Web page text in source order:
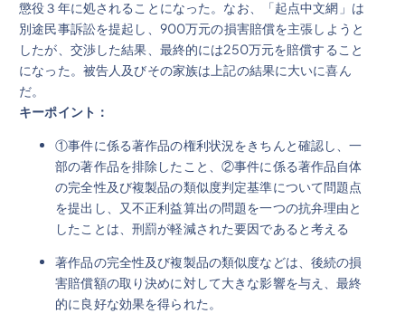
懲役３年に処されることになった。なお、「起点中文網」は
別途民事訴訟を提起し、900万元の損害賠償を主張しようと
したが、交渉した結果、最終的には250万元を賠償すること
になった。被告人及びその家族は上記の結果に大いに喜ん
だ。
キーポイント：
①事件に係る著作品の権利状況をきちんと確認し、一
部の著作品を排除したこと、②事件に係る著作品自体
の完全性及び複製品の類似度判定基準について問題点
を提出し、又不正利益算出の問題を一つの抗弁理由と
したことは、刑罰が軽減された要因であると考える
著作品の完全性及び複製品の類似度などは、後続の損
害賠償額の取り決めに対して大きな影響を与え、最終
的に良好な効果を得られた。